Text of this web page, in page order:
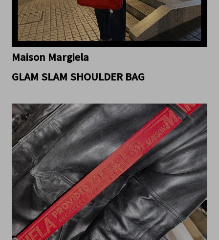
Maison Margiela
GLAM SLAM SHOULDER BAG